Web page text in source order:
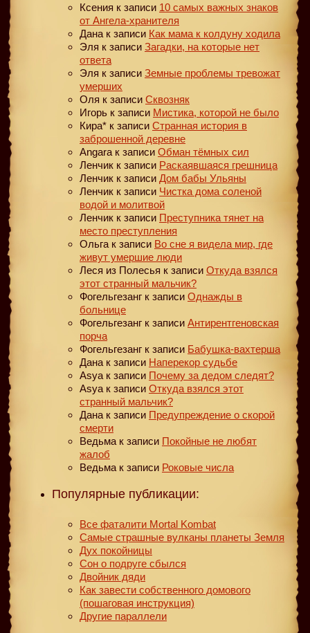
Ксения к записи 10 самых важных знаков
от Ангела-хранителя
Дана к записи Как мама к колдуну ходила
Эля к записи Загадки, на которые нет
ответа
Эля к записи Земные проблемы тревожат
умерших
Оля к записи Сквозняк
Игорь к записи Мистика, которой не было
Кира* к записи Странная история в
заброшенной деревне
Angara к записи Обман тёмных сил
Ленчик к записи Раскаявшаяся грешница
Ленчик к записи Дом бабы Ульяны
Ленчик к записи Чистка дома соленой
водой и молитвой
Ленчик к записи Преступника тянет на
место преступления
Ольга к записи Во сне я видела мир, где
живут умершие люди
Леся из Полесья к записи Откуда взялся
этот странный мальчик?
Фогельгезанг к записи Однажды в
больнице
Фогельгезанг к записи Антирентгеновская
порча
Фогельгезанг к записи Бабушка-вахтерша
Дана к записи Наперекор судьбе
Asya к записи Почему за дедом следят?
Asya к записи Откуда взялся этот
странный мальчик?
Дана к записи Предупреждение о скорой
смерти
Ведьма к записи Покойные не любят
жалоб
Ведьма к записи Роковые числа
Популярные публикации:
Все фаталити Mortal Kombat
Самые страшные вулканы планеты Земля
Дух покойницы
Сон о подруге сбылся
Двойник дяди
Как завести собственного домового
(пошаговая инструкция)
Другие параллели